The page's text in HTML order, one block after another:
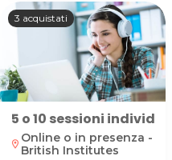
con docente
3 acquistati
5 o 10 sessioni
location_on Online o in presenza -
British Institutes